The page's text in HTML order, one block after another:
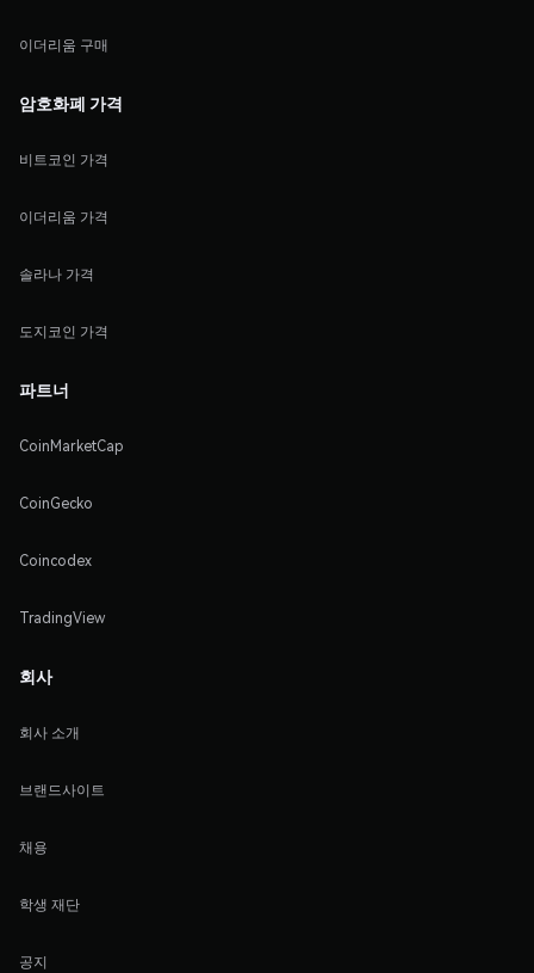
이더리움 구매
암호화폐 가격
비트코인 가격
이더리움 가격
솔라나 가격
도지코인 가격
파트너
CoinMarketCap
CoinGecko
Coincodex
TradingView
회사
회사 소개
브랜드사이트
채용
학생 재단
공지